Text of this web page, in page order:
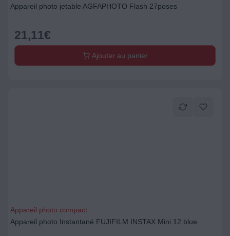
Appareil photo jetable AGFAPHOTO Flash 27poses
21,11€
Ajouter au panier
Appareil photo compact
Appareil photo Instantané FUJIFILM INSTAX Mini 12 blue